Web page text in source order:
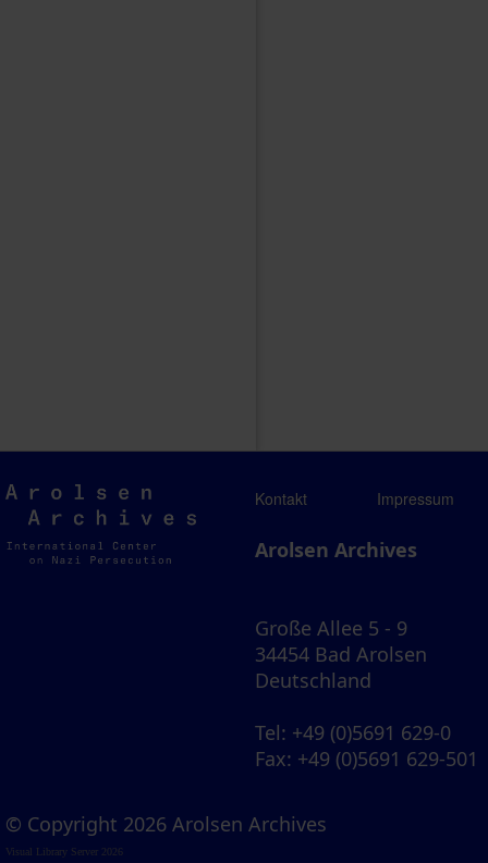
Arolsen
Archives
Kontakt Impressum
Arolsen Archives
Große Allee 5 - 9
34454 Bad Arolsen
Deutschland
Tel: +49 (0)5691 629-0
Fax: +49 (0)5691 629-501
© Copyright 2026 Arolsen Archives
Visual Library Server 2026